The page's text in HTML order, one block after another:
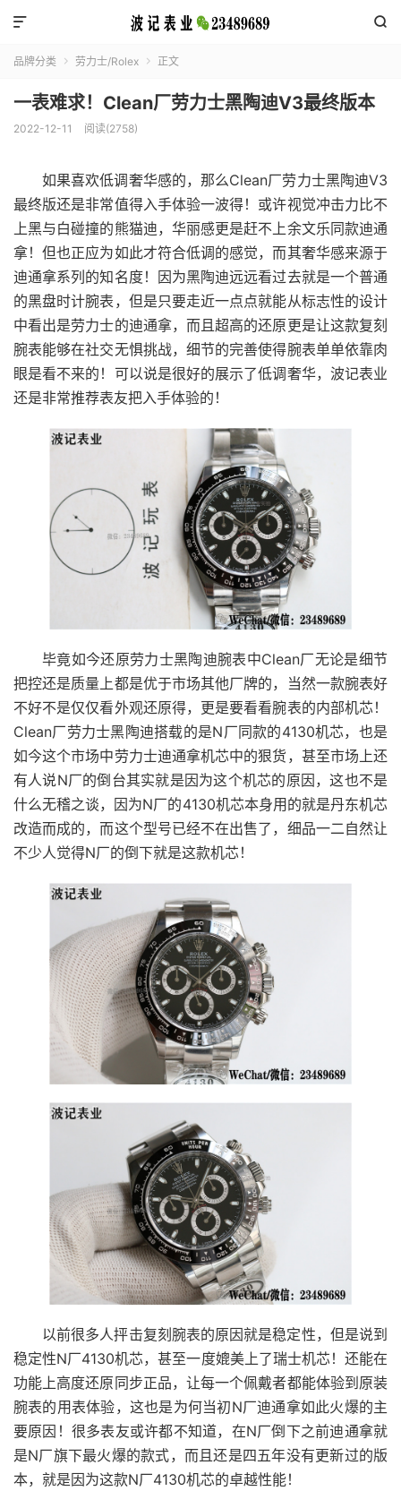


品牌分类  劳力士/Rolex  正文
一表难求！Clean厂劳力士黑陶迪V3最终版本
2022-12-11 阅读(2758)
如果喜欢低调奢华感的，那么Clean厂劳力士黑陶迪V3
最终版还是非常值得入手体验一波得！或许视觉冲击力比不
上黑与白碰撞的熊猫迪，华丽感更是赶不上余文乐同款迪通
拿！但也正应为如此才符合低调的感觉，而其奢华感来源于
迪通拿系列的知名度！因为黑陶迪远远看过去就是一个普通
的黑盘时计腕表，但是只要走近一点点就能从标志性的设计
中看出是劳力士的迪通拿，而且超高的还原更是让这款复刻
腕表能够在社交无惧挑战，细节的完善使得腕表单单依靠肉
眼是看不来的！可以说是很好的展示了低调奢华，波记表业
还是非常推荐表友把入手体验的！
毕竟如今还原劳力士黑陶迪腕表中Clean厂无论是细节
把控还是质量上都是优于市场其他厂牌的，当然一款腕表好
不好不是仅仅看外观还原得，更是要看看腕表的内部机芯！
Clean厂劳力士黑陶迪搭载的是N厂同款的4130机芯，也是
如今这个市场中劳力士迪通拿机芯中的狠货，甚至市场上还
有人说N厂的倒台其实就是因为这个机芯的原因，这也不是
什么无稽之谈，因为N厂的4130机芯本身用的就是丹东机芯
改造而成的，而这个型号已经不在出售了，细品一二自然让
不少人觉得N厂的倒下就是这款机芯！
以前很多人抨击复刻腕表的原因就是稳定性，但是说到
稳定性N厂4130机芯，甚至一度媲美上了瑞士机芯！还能在
功能上高度还原同步正品，让每一个佩戴者都能体验到原装
腕表的用表体验，这也是为何当初N厂迪通拿如此火爆的主
要原因！很多表友或许都不知道，在N厂倒下之前迪通拿就
是N厂旗下最火爆的款式，而且还是四五年没有更新过的版
本，就是因为这款N厂4130机芯的卓越性能！